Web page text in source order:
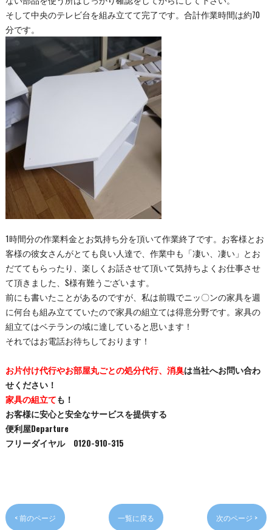
そして中央のテレビ台を組み立てて完了です。合計作業時間は約70
分です。
1時間分の作業料金とお気持ち分を頂いて作業終了です。お客様とお
客様の彼女さんがとても良い人達で、作業中も「凄い、凄い」とお
だててもらったり、楽しくお話させて頂いて気持ちよくお仕事させ
て頂きました、S様有難うございます。
前にも書いたことがあるのですが、私は前職でニッ〇ンの家具を週
に何台も組み立てていたので家具の組立ては得意分野です。家具の
組立てはベテランの域に達していると思います！
それではお電話お待ちしております！
お片付け代行やお部屋丸ごとの処分代行、消臭は当社へお問い合わ
せください！
家具の組立ても！
お客様に安心と安全なサービスを提供する
便利屋Departure
フリーダイヤル 0120-910-315
< 前のページ 一覧に戻る 次のページ >